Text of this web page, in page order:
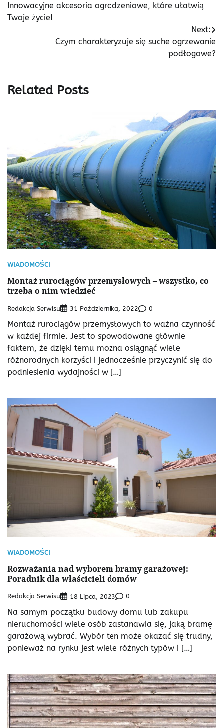
wpisu
Innowacyjne akcesoria ogrodzeniowe, które ułatwią
Twoje życie!
Next:
Czym charakteryzuje się suche ogrzewanie
podłogowe?
Related Posts
WIADOMOŚCI
Montaż rurociągów przemysłowych – wszystko, co
trzeba o nim wiedzieć
Redakcja Serwisu 31 Października, 2022 0
Montaż rurociągów przemysłowych to ważna czynność
w każdej firmie. Jest to spowodowane głównie
faktem, że dzięki temu można osiągnąć wiele
różnorodnych korzyści i jednocześnie przyczynić się do
podniesienia wydajności w […]
WIADOMOŚCI
Rozważania nad wyborem bramy garażowej:
Poradnik dla właścicieli domów
Redakcja Serwisu 18 Lipca, 2023 0
Na samym początku budowy domu lub zakupu
nieruchomości wiele osób zastanawia się, jaką bramę
garażową wybrać. Wybór ten może okazać się trudny,
ponieważ na rynku jest wiele różnych typów i […]